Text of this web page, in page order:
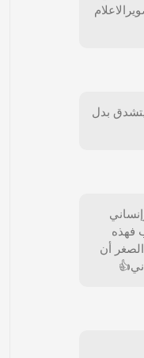
بدل
فهذه
الصغر أن